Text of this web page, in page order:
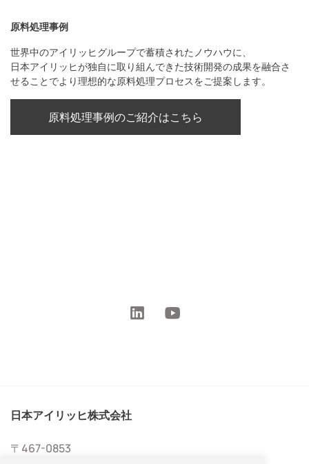
原料処理事例
世界中のアイリッヒグループで蓄積されたノウハウに、
日本アイリッヒが独自に取り組んできた技術開発の成果を融合さ
せることでより理想的な原料処理プロセスをご提案します。
原料処理事例のご紹介はこちら
日本アイリッヒ株式会社
〒467-0853